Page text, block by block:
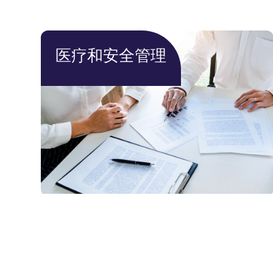
医疗和安全管理